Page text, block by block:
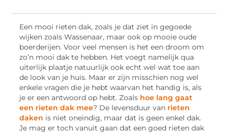
Een mooi rieten dak, zoals je dat ziet in gegoede
wijken zoals Wassenaar, maar ook op mooie oude
boerderijen. Voor veel mensen is het een droom om
zo’n mooi dak te hebben. Het voegt namelijk qua
uiterlijk plaatje natuurlijk ook echt wel wat toe aan
de look van je huis. Maar er zijn misschien nog wel
enkele vragen die je hebt waarvan het handig is, als
je er een antwoord op hebt. Zoals hoe lang gaat
een rieten dak mee? De levensduur van rieten
daken is niet oneindig, maar dat is geen enkel dak.
Je mag er toch vanuit gaan dat een goed rieten dak